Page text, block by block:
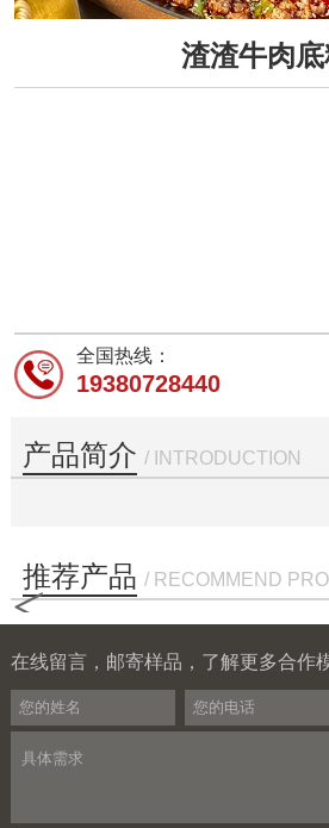
渣渣牛肉
全国热线：
19380728440
产品简介 / INTRODUCTION
推荐产品 / RECOMMEND
<
在线留言，邮寄样品，了解更多合作